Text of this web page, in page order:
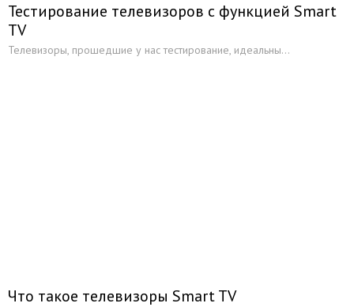
Тестирование телевизоров с функцией Smart
TV
Телевизоры, прошедшие у нас тестирование, идеальны...
Что такое телевизоры Smart TV